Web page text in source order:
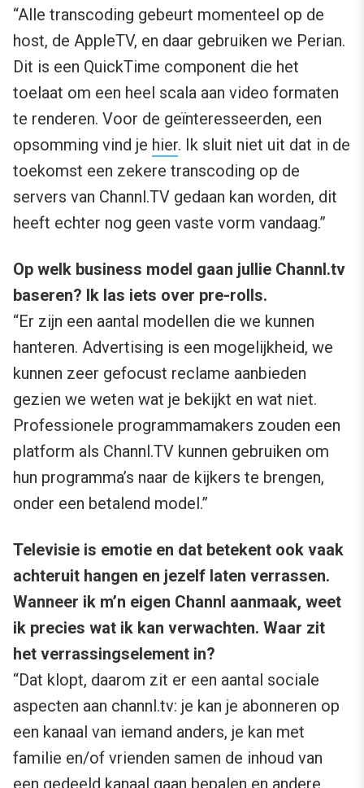
“Alle transcoding gebeurt momenteel op de
host, de AppleTV, en daar gebruiken we Perian.
Dit is een QuickTime component die het
toelaat om een heel scala aan video formaten
te renderen. Voor de geïnteresseerden, een
opsomming vind je hier. Ik sluit niet uit dat in de
toekomst een zekere transcoding op de
servers van Channl.TV gedaan kan worden, dit
heeft echter nog geen vaste vorm vandaag.”
Op welk business model gaan jullie Channl.tv
baseren? Ik las iets over pre-rolls.
“Er zijn een aantal modellen die we kunnen
hanteren. Advertising is een mogelijkheid, we
kunnen zeer gefocust reclame aanbieden
gezien we weten wat je bekijkt en wat niet.
Professionele programmamakers zouden een
platform als Channl.TV kunnen gebruiken om
hun programma’s naar de kijkers te brengen,
onder een betalend model.”
Televisie is emotie en dat betekent ook vaak
achteruit hangen en jezelf laten verrassen.
Wanneer ik m’n eigen Channl aanmaak, weet
ik precies wat ik kan verwachten. Waar zit
het verrassingselement in?
“Dat klopt, daarom zit er een aantal sociale
aspecten aan channl.tv: je kan je abonneren op
een kanaal van iemand anders, je kan met
familie en/of vrienden samen de inhoud van